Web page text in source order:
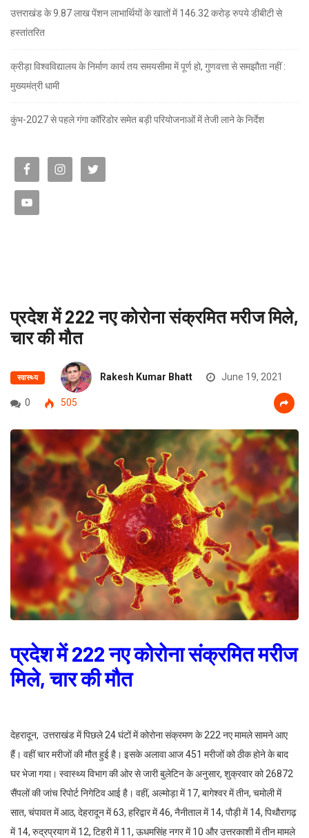
उत्तराखंड के 9.87 लाख पेंशन लाभार्थियों के खातों में 146.32 करोड़ रुपये डीबीटी से
हस्तांतरित
क्रीड़ा विश्वविद्यालय के निर्माण कार्य तय समयसीमा में पूर्ण हो, गुणवत्ता से समझौता नहीं :
मुख्यमंत्री धामी
कुंभ-2027 से पहले गंगा कॉरिडोर समेत बड़ी परियोजनाओं में तेजी लाने के निर्देश
प्रदेश में 222 नए कोरोना संक्रमित मरीज मिले,
चार की मौत
स्वास्थ्य Rakesh Kumar Bhatt June 19, 2021
0 505
प्रदेश में 222 नए कोरोना संक्रमित मरीज
मिले, चार की मौत
देहरादून, उत्तराखंड में पिछले 24 घंटों में कोरोना संक्रमण के 222 नए मामले सामने आए
हैं। वहीं चार मरीजों की मौत हुई है। इसके अलावा आज 451 मरीजों को ठीक होने के बाद
घर भेजा गया। स्वास्थ्य विभाग की ओर से जारी बुलेटिन के अनुसार, शुक्रवार को 26872
सैंपलों की जांच रिपोर्ट निगेटिव आई है। वहीं, अल्मोड़ा में 17, बागेश्वर में तीन, चमोली में
सात, चंपावत में आठ, देहरादून में 63, हरिद्वार में 46, नैनीताल में 14, पौड़ी में 14, पिथौरागढ़
में 14, रुद्रप्रयाग में 12, टिहरी में 11, ऊधमसिंह नगर में 10 और उत्तरकाशी में तीन मामले